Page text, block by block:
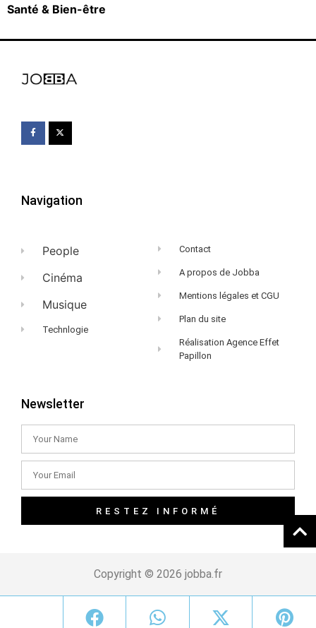
Santé & Bien-être
Navigation
People
Cinéma
Musique
Technlogie
Contact
A propos de Jobba
Mentions légales et CGU
Plan du site
Réalisation Agence Effet
Papillon
Newsletter
RESTEZ INFORMÉ
Copyright © 2026 jobba.fr